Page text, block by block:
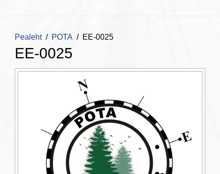
Pealeht POTA EE-0025
EE-0025